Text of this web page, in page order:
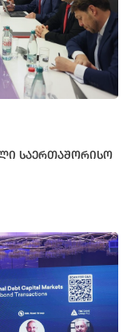
საერთაშორისო